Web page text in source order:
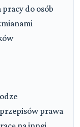
do osób
prawa